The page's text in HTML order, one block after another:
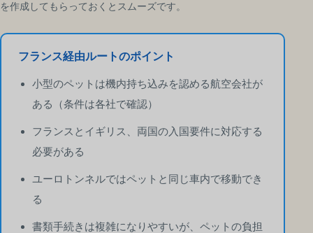
を作成してもらっておくとスムーズです。
フランス経由ルートのポイント
小型のペットは機内持ち込みを認める航空会社が
ある（条件は各社で確認）
フランスとイギリス、両国の入国要件に対応する
必要がある
ユーロトンネルではペットと同じ車内で移動でき
る
書類手続きは複雑になりやすいが、ペットの負担